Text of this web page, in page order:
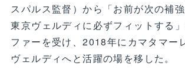
スパルス監督）から「お前が次の補強
東京ヴェルディに必ずフィットする
ファーを受け、2018年にカマタマー
ヴェルディへと活躍の場を移した。